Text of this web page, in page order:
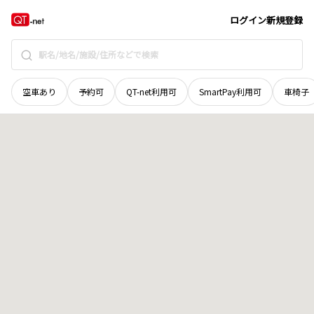
ログイン新規登録
空車あり 予約可 QT-net利用可 SmartPay利用可 車椅子
青森県